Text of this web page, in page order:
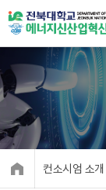
컨소시엄 소개